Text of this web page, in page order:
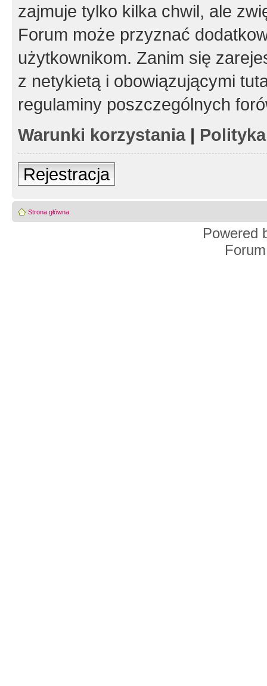
zajmuje tylko kilka chwil, ale
Forum może przyznać
użytkownikom. Zanim się
z netykietą i obowiązującymi
regulaminy poszczególnych
Warunki korzystania|
Rejestracja
Strona główna
Powered